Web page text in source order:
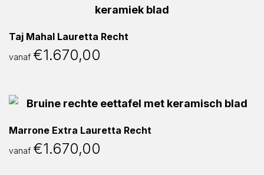
Taj Mahal Lauretta Recht
vanaf €1.670,00
Marrone Extra Lauretta Recht
vanaf €1.670,00